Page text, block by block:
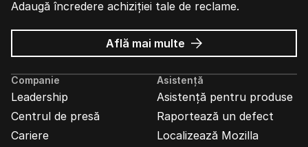
Adaugă încredere achiziției tale de reclame.
Află mai multe despre
Reclame
Mozilla
Companie
Leadership
Centrul de presă
Cariere
Asistență
Asistență pentru produse
Raportează un defect
Localizează Mozilla